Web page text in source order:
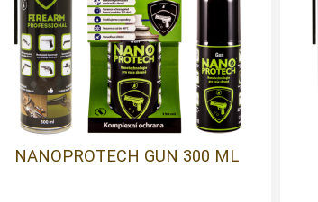
NANOPROTECH GUN 300 ML